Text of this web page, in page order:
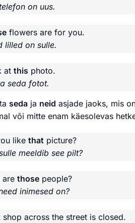
on uus.
flowers are for you.
lilled on sulle.
at this photo.
seda fotot.
seda ja neid asjade jaoks, mis
või mitte enam käesolevas
like that picture?
meeldib see pilt?
are those people?
inimesed on?
shop across the street is closed.